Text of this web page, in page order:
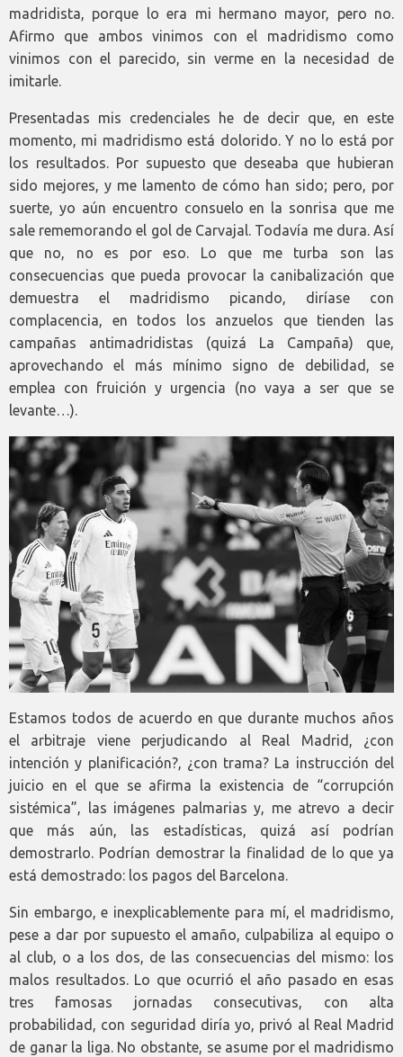
madridista, porque lo era mi hermano mayor, pero no.
Afirmo que ambos vinimos con el madridismo como
vinimos con el parecido, sin verme en la necesidad de
imitarle.
Presentadas mis credenciales he de decir que, en este
momento, mi madridismo está dolorido. Y no lo está por
los resultados. Por supuesto que deseaba que hubieran
sido mejores, y me lamento de cómo han sido; pero, por
suerte, yo aún encuentro consuelo en la sonrisa que me
sale rememorando el gol de Carvajal. Todavía me dura. Así
que no, no es por eso. Lo que me turba son las
consecuencias que pueda provocar la canibalización que
demuestra el madridismo picando, diríase con
complacencia, en todos los anzuelos que tienden las
campañas antimadridistas (quizá La Campaña) que,
aprovechando el más mínimo signo de debilidad, se
emplea con fruición y urgencia (no vaya a ser que se
levante…).
Estamos todos de acuerdo en que durante muchos años
el arbitraje viene perjudicando al Real Madrid, ¿con
intención y planificación?, ¿con trama? La instrucción del
juicio en el que se afirma la existencia de “corrupción
sistémica”, las imágenes palmarias y, me atrevo a decir
que más aún, las estadísticas, quizá así podrían
demostrarlo. Podrían demostrar la finalidad de lo que ya
está demostrado: los pagos del Barcelona.
Sin embargo, e inexplicablemente para mí, el madridismo,
pese a dar por supuesto el amaño, culpabiliza al equipo o
al club, o a los dos, de las consecuencias del mismo: los
malos resultados. Lo que ocurrió el año pasado en esas
tres famosas jornadas consecutivas, con alta
probabilidad, con seguridad diría yo, privó al Real Madrid
de ganar la liga. No obstante, se asume por el madridismo